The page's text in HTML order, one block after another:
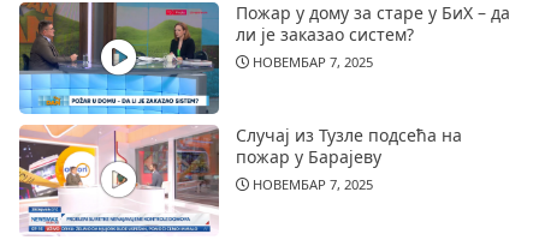
Пожар у дому за старе у БиХ – да
ли је заказао систем?
НОВЕМБАР 7, 2025
Случај из Тузле подсећа на
пожар у Барајеву
НОВЕМБАР 7, 2025